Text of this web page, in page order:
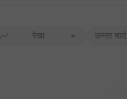
रेखा उन्नत चार्ट